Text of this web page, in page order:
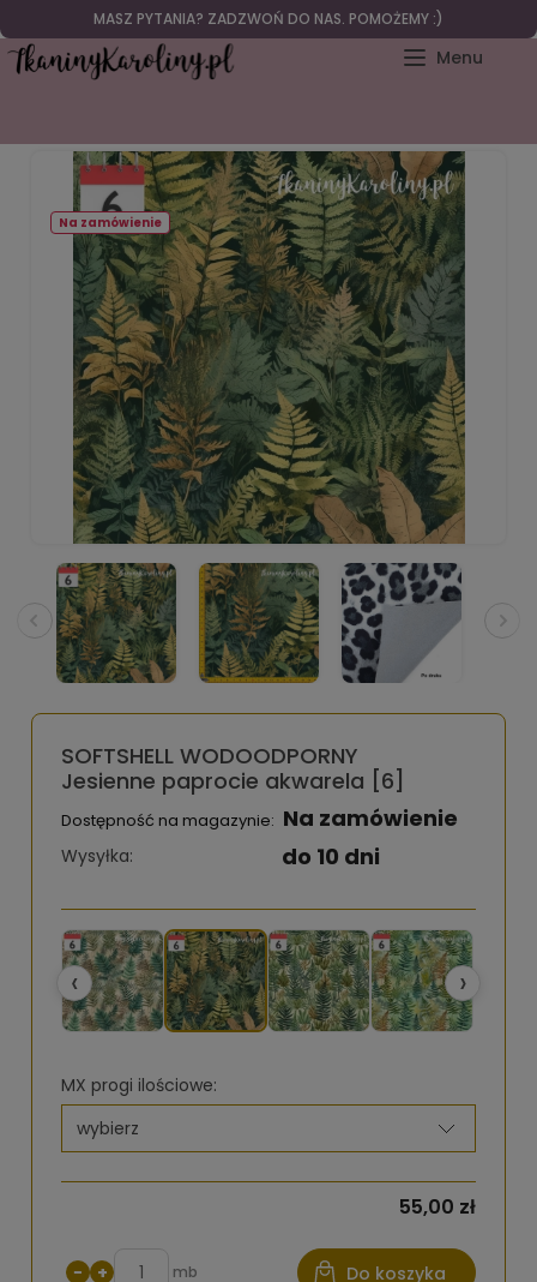
MASZ PYTANIA? ZADZWOŃ DO NAS. POMOŻEMY :)
Na zamówienie
SOFTSHELL WODOODPORNY
Jesienne paprocie akwarela [6]
Dostępność na magazynie: Na zamówienie
Wysyłka: do 10 dni
‹ ›
MX progi ilościowe:
55,00 zł
− + mb Do koszyka